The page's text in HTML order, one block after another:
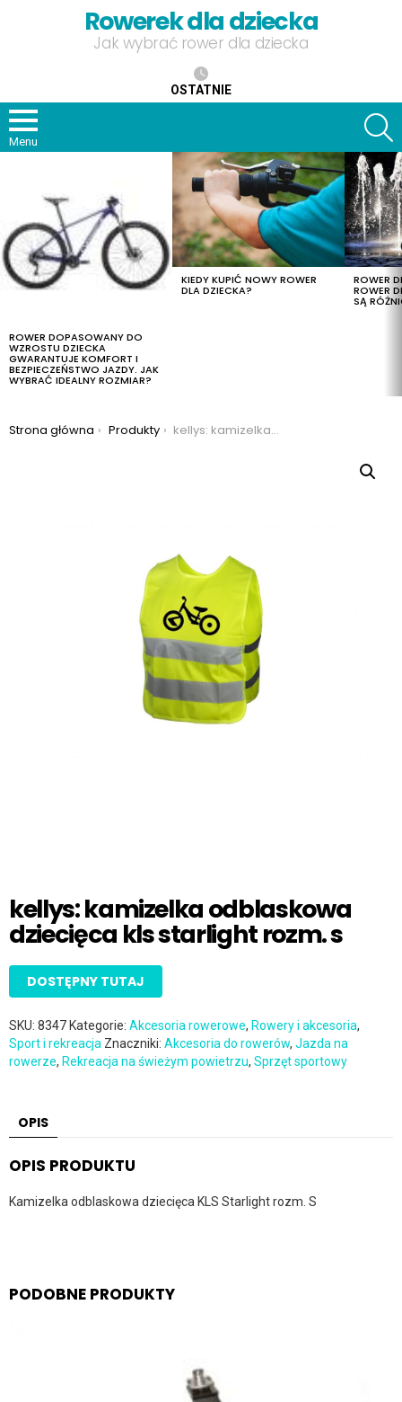
Rowerek dla dziecka
Jak wybrać rower dla dziecka
OSTATNIE
Menu
ROWER DOPASOWANY DO
WZROSTU DZIECKA
GWARANTUJE KOMFORT I
BEZPIECZEŃSTWO JAZDY. JAK
WYBRAĆ IDEALNY ROZMIAR?
KIEDY KUPIĆ NOWY ROWER
DLA DZIECKA?
ROWER
ROWER
SĄ
Jesteś tutaj:
Strona główna Produkty kellys: kamizelka odblaskowa dziecięca kls starlight rozm. s
kellys: kamizelka odblaskowa
dziecięca kls starlight rozm. s
DOSTĘPNY TUTAJ
SKU: 8347 Kategorie: Akcesoria rowerowe, Rowery i akcesoria,
Sport i rekreacja Znaczniki: Akcesoria do rowerów, Jazda na
rowerze, Rekreacja na świeżym powietrzu, Sprzęt sportowy
OPIS
OPIS PRODUKTU
Kamizelka odblaskowa dziecięca KLS Starlight rozm. S
PODOBNE PRODUKTY